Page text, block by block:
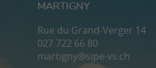
MARTIGNY
Rue du Grand-Verger 14
027 722 66 80
martigny@sipe-vs.ch